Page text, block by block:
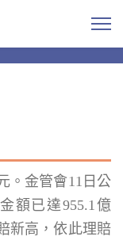
。金管會11日公
額已達955.1億
新高，依此理賠